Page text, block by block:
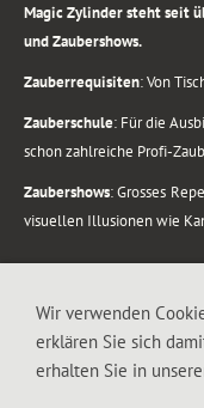
Magic Zylinder steht seit
und Zaubershows.
Zauberrequisiten: Von
Zauberschule: Für die
schon zahlreiche Profi-
Zaubershows: Grosses
visuellen Illusionen wie
.
Alle Rechte vorbehalten.
Wir verwenden
erklären Sie sich
erhalten Sie in